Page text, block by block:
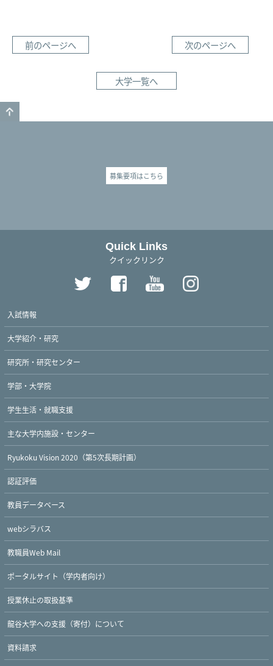
前のページへ 次のページへ
大学一覧へ
募集要項はこちら
Quick Links
クイックリンク
Twitter FacebookYouTube
入試情報
大学紹介・研究
研究所・研究センター
学部・大学院
学生生活・就職支援
主な大学内施設・センター
Ryukoku Vision 2020（第5次長期計画）
認証評価
教員データベース
webシラバス
教職員Web Mail
ポータルサイト（学内者向け）
授業休止の取扱基準
龍谷大学への支援（寄付）について
資料請求